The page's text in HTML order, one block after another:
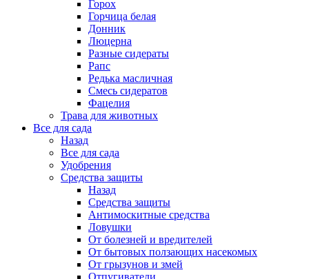
Горох
Горчица белая
Донник
Люцерна
Разные сидераты
Рапс
Редька масличная
Смесь сидератов
Фацелия
Трава для животных
Все для сада
Назад
Все для сада
Удобрения
Средства защиты
Назад
Средства защиты
Антимоскитные средства
Ловушки
От болезней и вредителей
От бытовых ползающих насекомых
От грызунов и змей
Отпугиватели